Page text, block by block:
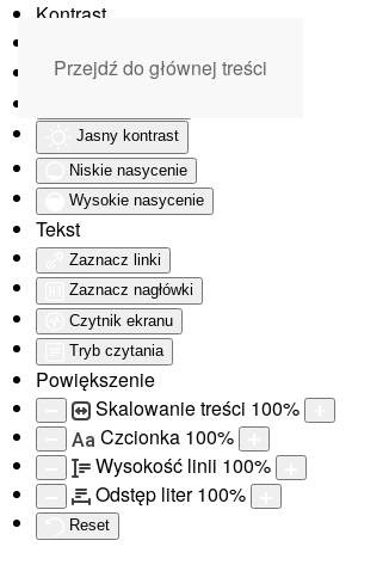
Kontrast
Monochromatyczny
Jasny kontrast
Niskie nasycenie
Wysokie nasycenie
Tekst
Zaznacz linki
Zaznacz nagłówki
Czytnik ekranu
Tryb czytania
Powiększenie
Skalowanie treści 100%
Aa Czcionka 100%
Wysokość linii 100%
Odstęp liter100%
Reset
Przejdź do głównej treści